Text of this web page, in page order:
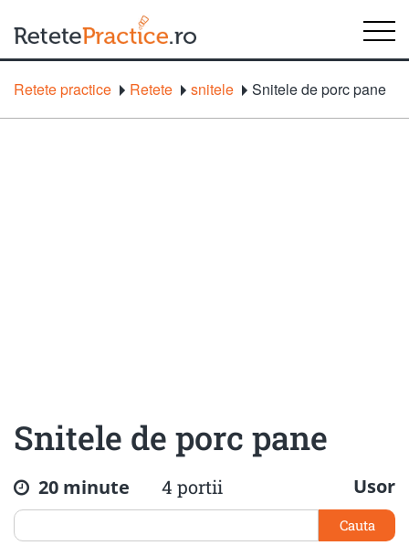
Retete practice Retete snitele Snitele de porc pane
Snitele de porc pane
20 minute 4 portii Usor
Cauta